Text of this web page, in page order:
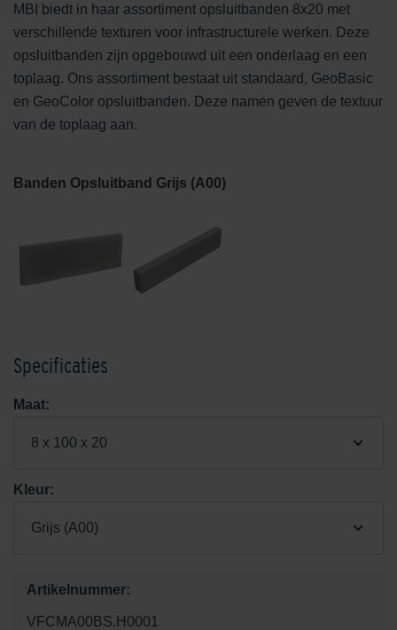
MBI biedt in haar assortiment opsluitbanden 8x20 met
verschillende texturen voor infrastructurele werken. Deze
opsluitbanden zijn opgebouwd uit een onderlaag en een
toplaag. Ons assortiment bestaat uit standaard, GeoBasic
en GeoColor opsluitbanden. Deze namen geven de textuur
van de toplaag aan.
Banden Opsluitband Grijs (A00)
Specificaties
Maat:
8 x 100 x 20
Kleur:
Grijs (A00)
Artikelnummer:
VFCMA00BS.H0001